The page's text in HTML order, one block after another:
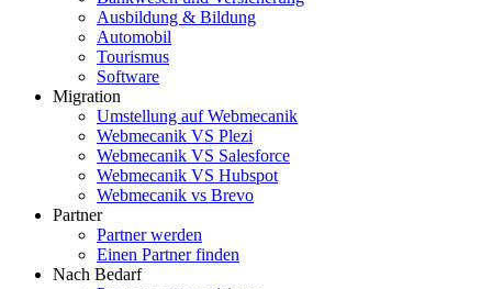
Ausbildung & Bildung
Automobil
Tourismus
Software
Migration
Umstellung auf Webmecanik
Webmecanik VS Plezi
Webmecanik VS Salesforce
Webmecanik VS Hubspot
Webmecanik vs Brevo
Partner
Partner werden
Einen Partner finden
Nach Bedarf